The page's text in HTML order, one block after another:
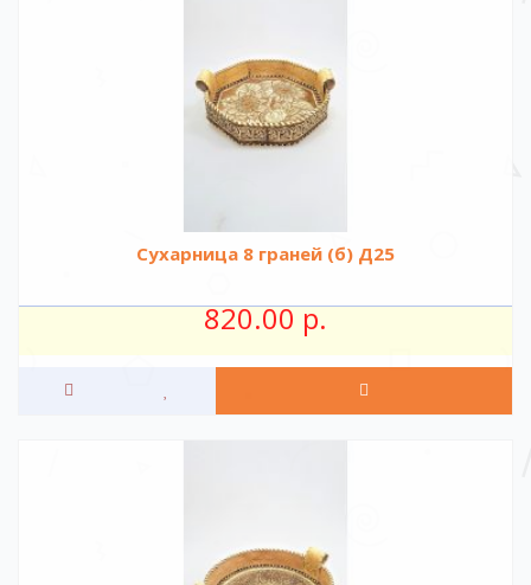
Сухарница 8 граней (б) Д25
820.00 р.